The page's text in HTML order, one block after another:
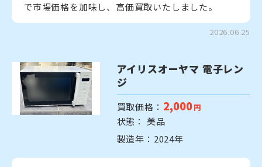
で市場価格を加味し、高価買取いたしました。
2026.06.25
アイリスオーヤマ 電子レン
ジ
買取価格： 2,000 円
状態： 美品
製造年：2024年